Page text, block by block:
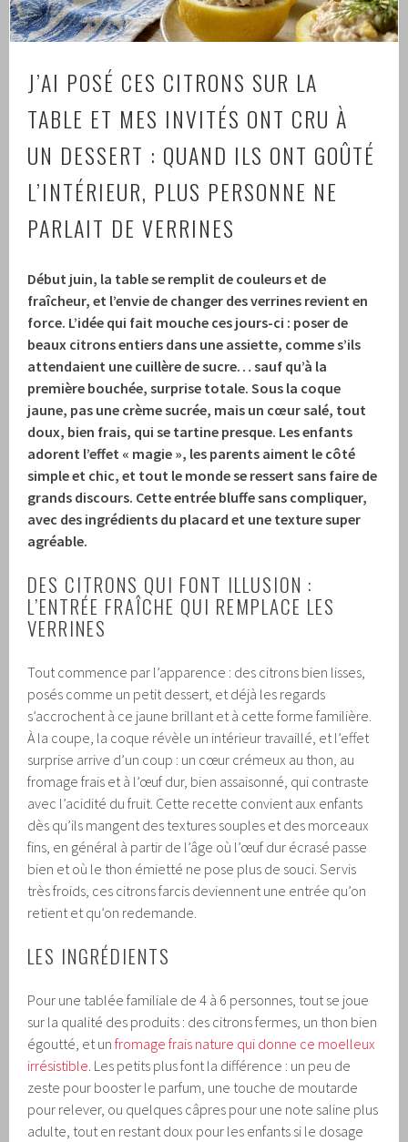
J’AI POSÉ CES CITRONS SUR LA
TABLE ET MES INVITÉS ONT CRU À
UN DESSERT : QUAND ILS ONT GOÛTÉ
L’INTÉRIEUR, PLUS PERSONNE NE
PARLAIT DE VERRINES
Début juin, la table se remplit de couleurs et de
fraîcheur, et l’envie de changer des verrines revient en
force. L’idée qui fait mouche ces jours-ci : poser de
beaux citrons entiers dans une assiette, comme s’ils
attendaient une cuillère de sucre… sauf qu’à la
première bouchée, surprise totale. Sous la coque
jaune, pas une crème sucrée, mais un cœur salé, tout
doux, bien frais, qui se tartine presque. Les enfants
adorent l’effet « magie », les parents aiment le côté
simple et chic, et tout le monde se ressert sans faire de
grands discours. Cette entrée bluffe sans compliquer,
avec des ingrédients du placard et une texture super
agréable.
DES CITRONS QUI FONT ILLUSION :
L’ENTRÉE FRAÎCHE QUI REMPLACE LES
VERRINES
Tout commence par l’apparence : des citrons bien lisses,
posés comme un petit dessert, et déjà les regards
s’accrochent à ce jaune brillant et à cette forme familière.
À la coupe, la coque révèle un intérieur travaillé, et l’effet
surprise arrive d’un coup : un cœur crémeux au thon, au
fromage frais et à l’œuf dur, bien assaisonné, qui contraste
avec l’acidité du fruit. Cette recette convient aux enfants
dès qu’ils mangent des textures souples et des morceaux
fins, en général à partir de l’âge où l’œuf dur écrasé passe
bien et où le thon émietté ne pose plus de souci. Servis
très froids, ces citrons farcis deviennent une entrée qu’on
retient et qu’on redemande.
LES INGRÉDIENTS
Pour une tablée familiale de 4 à 6 personnes, tout se joue
sur la qualité des produits : des citrons fermes, un thon bien
égoutté, et unfromage frais nature qui donne ce moelleux
irrésistible . Les petits plus font la différence : un peu de
zeste pour booster le parfum, une touche de moutarde
pour relever, ou quelques câpres pour une note saline plus
adulte, tout en restant doux pour les enfants si le dosage